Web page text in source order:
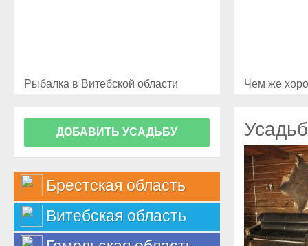
Рыбалка в Витебской области Чем же
ДОБАВИТЬ УСАДЬБУ
Брестская область
Витебская область